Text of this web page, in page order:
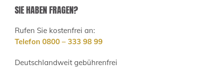
SIE HABEN FRAGEN?
Rufen Sie kostenfrei an:
Telefon 0800 – 333 98 99
Deutschlandweit gebührenfrei